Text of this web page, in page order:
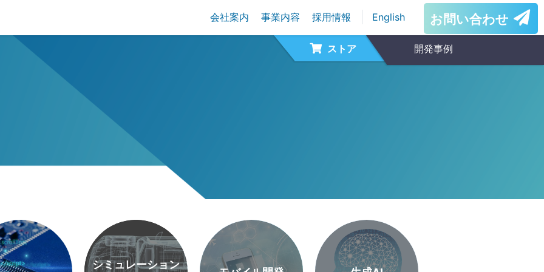
会社案内 事業内容 採用情報 English お問い合わせ
ストア 開発事例
シミュレーション